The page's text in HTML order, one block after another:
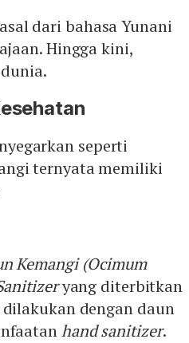
dari bahasa Yunani
Hingga kini,
seperti
ternyata memiliki
Kemangi (Ocimum
yang diterbitkan
dengan daun
hand sanitizer.